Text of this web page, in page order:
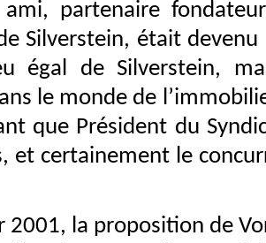
ami, partenaire
Silverstein, était
égal de Silverstein,
le monde de
que Président du
et certainement le
2001, la proposition de